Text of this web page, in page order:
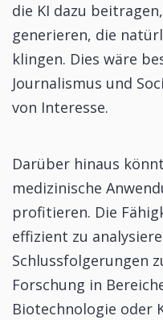
die KI dazu
generieren, die
klingen. Dies wäre
Journalismus und
von Interesse.
Darüber hinaus
medizinische
profitieren. Die
effizient zu
Schlussfolgerungen
Forschung in
Biotechnologie oder